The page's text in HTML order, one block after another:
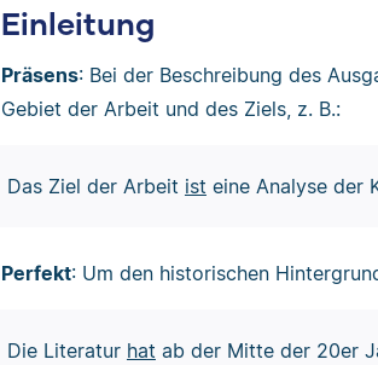
Einleitung
Präsens: Bei der Beschreibung des
Gebiet der Arbeit und des Ziels, z. B.:
Das Ziel der Arbeit ist eine Analyse der
Perfekt: Um den historischen
Die Literatur hat ab der Mitte der 20er